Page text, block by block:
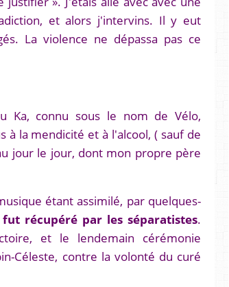
et alors j'intervins. Il y eut
La violence ne dépassa pas ce
Ka, connu sous le nom de Vélo,
la mendicité et à l'alcool, ( sauf de
jour le jour, dont mon propre père
étant assimilé, par quelques-
récupéré par les séparatistes.
et le lendemain cérémonie
Céleste, contre la volonté du curé